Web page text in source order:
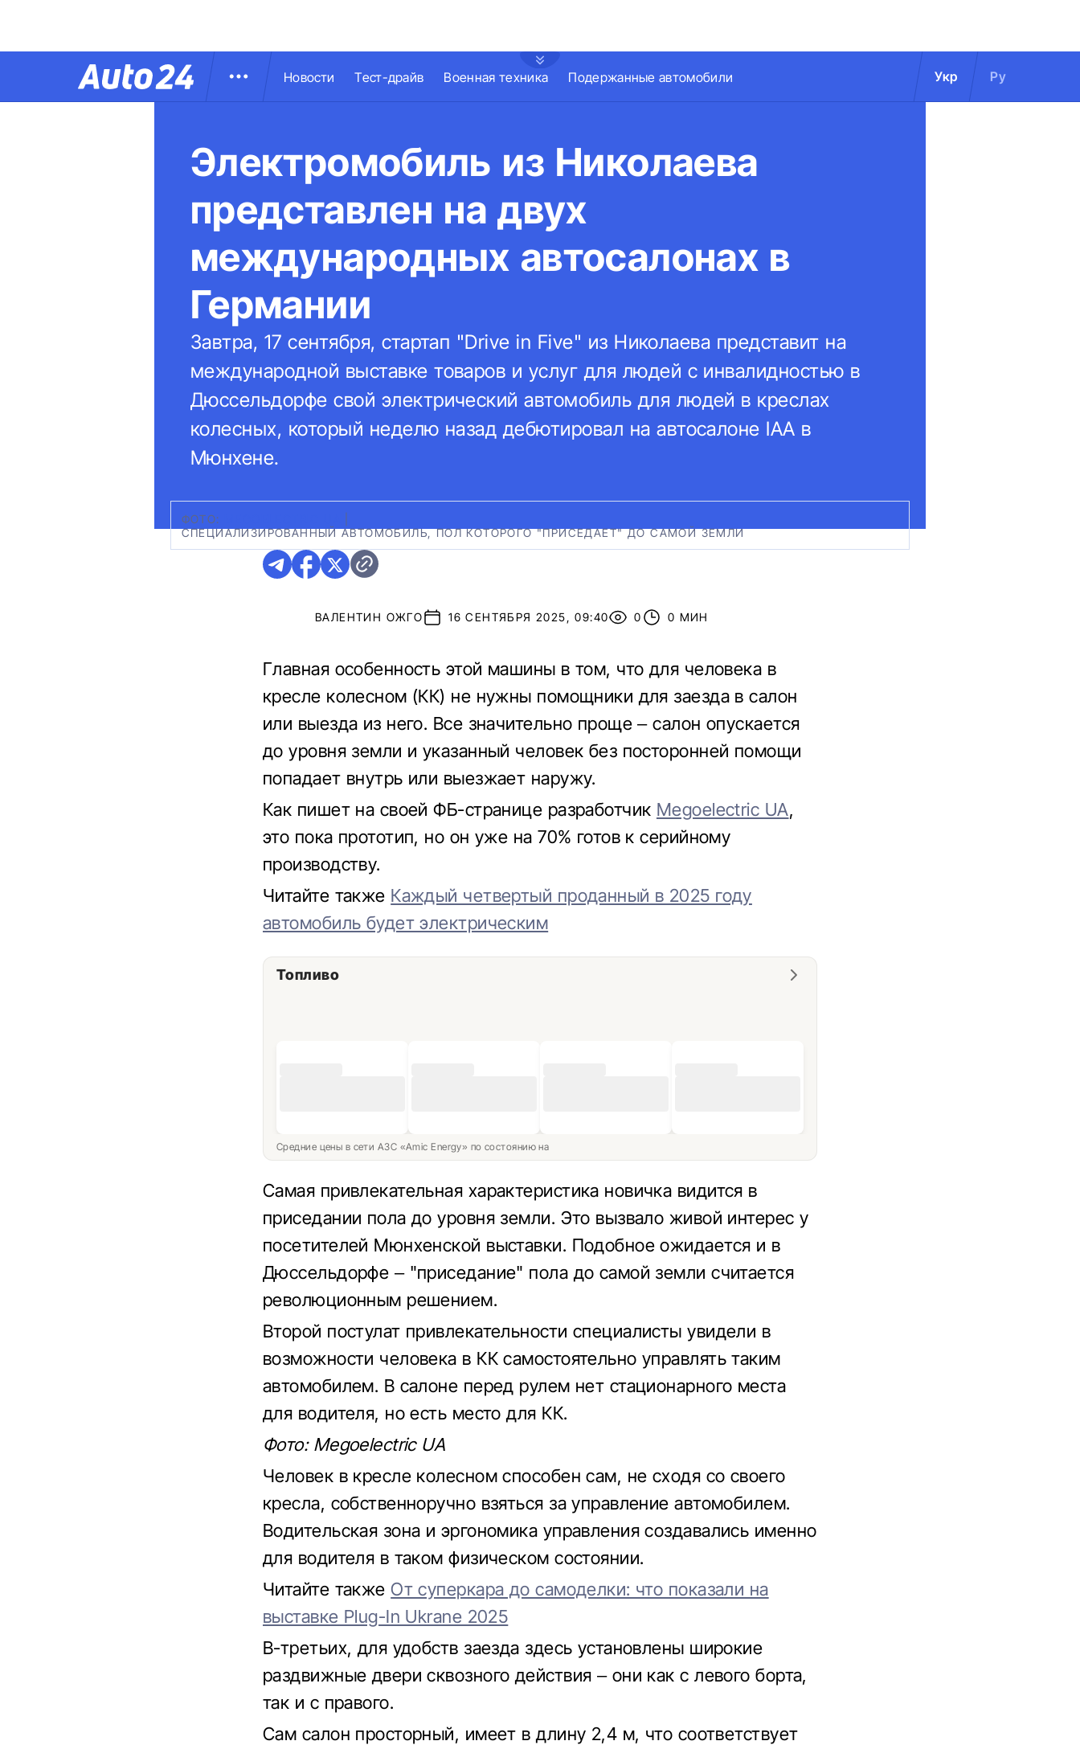
Новости Тест-драйв Военная техника Подержанные автомобили Укр Ру
Электромобиль из Николаева
представлен на двух
международных автосалонах в
Германии
Завтра, 17 сентября, стартап "Drive in Five" из Николаева представит на
международной выставке товаров и услуг для людей с инвалидностью в
Дюссельдорфе свой электрический автомобиль для людей в креслах
колесных, который неделю назад дебютировал на автосалоне IAA в
Мюнхене.
ФОТО:
СПЕЦИАЛИЗИРОВАННЫЙ АВТОМОБИЛЬ, ПОЛ КОТОРОГО "ПРИСЕДАЕТ" ДО САМОЙ ЗЕМЛИ
ВАЛЕНТИН ОЖГО 16 СЕНТЯБРЯ 2025, 09:40 0 0 МИН
Главная особенность этой машины в том, что для человека в
кресле колесном (КК) не нужны помощники для заезда в салон
или выезда из него. Все значительно проще – салон опускается
до уровня земли и указанный человек без посторонней помощи
попадает внутрь или выезжает наружу.
Как пишет на своей ФБ-странице разработчик Megoelectric UA,
это пока прототип, но он уже на 70% готов к серийному
производству.
Читайте также Каждый четвертый проданный в 2025 году
автомобиль будет электрическим
Топливо
Средние цены в сети АЗС «Amic Energy» по состоянию на
Самая привлекательная характеристика новичка видится в
приседании пола до уровня земли. Это вызвало живой интерес у
посетителей Мюнхенской выставки. Подобное ожидается и в
Дюссельдорфе – "приседание" пола до самой земли считается
революционным решением.
Второй постулат привлекательности специалисты увидели в
возможности человека в КК самостоятельно управлять таким
автомобилем. В салоне перед рулем нет стационарного места
для водителя, но есть место для КК.
Фото: Megoelectric UA
Человек в кресле колесном способен сам, не сходя со своего
кресла, собственноручно взяться за управление автомобилем.
Водительская зона и эргономика управления создавались именно
для водителя в таком физическом состоянии.
Читайте такжеОт суперкара до самоделки: что показали на
выставке Plug-In Ukrane 2025
В-третьих, для удобств заезда здесь установлены широкие
раздвижные двери сквозного действия – они как с левого борта,
так и с правого.
Сам салон просторный, имеет в длину 2,4 м, что соответствует